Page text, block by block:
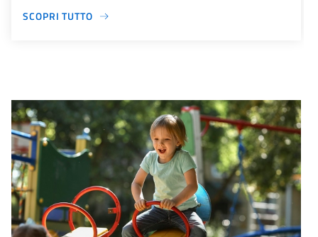
SCOPRI TUTTO